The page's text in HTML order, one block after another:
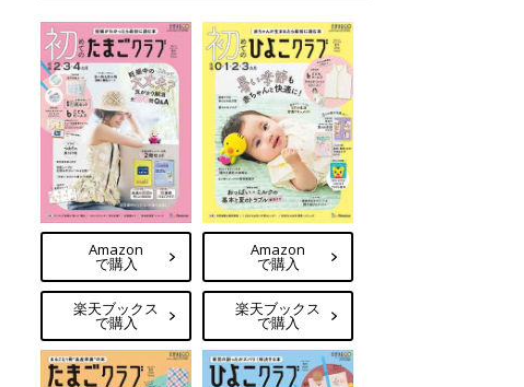
Amazon
で購入
楽天ブックス
で購入
Amazon
で購入
楽天ブックス
で購入